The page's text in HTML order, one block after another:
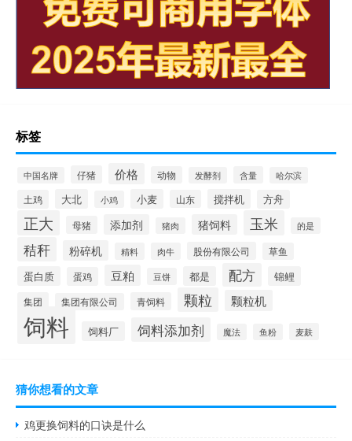
标签
中国名牌 仔猪 价格 动物 发酵剂 含量 哈尔滨
土鸡 大北 小鸡 小麦 山东 搅拌机 方舟
正大 母猪 添加剂 猪肉 猪饲料 玉米 的是
秸秆 粉碎机 精料 肉牛 股份有限公司 草鱼
蛋白质 蛋鸡 豆粕 豆饼 都是 配方 锦鲤
集团 集团有限公司 青饲料 颗粒 颗粒机
饲料 饲料厂 饲料添加剂 魔法 鱼粉 麦麸
猜你想看的文章
鸡更换饲料的口诀是什么